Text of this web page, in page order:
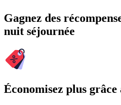
Gagnez des
nuit séjournée
Économisez plus